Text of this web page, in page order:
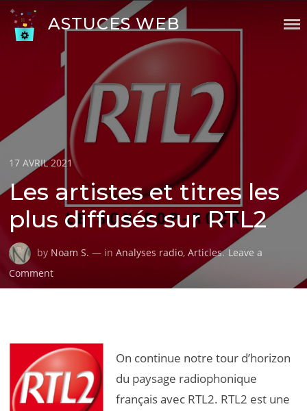
Skip
ASTUCES WEB
Posted
on
17 AVRIL 2021
Les artistes et titres les
plus diffusés sur RTL2
by Noam S. — inAnalyses radio,Articles. Leave a
Commenton
Les
titres
les
plus
diffusés
On continue notre tour d’horizon
du paysage radiophonique
français avec RTL2. RTL2 est une